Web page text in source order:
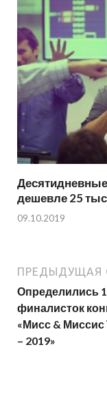
дешевле 25
09.10.2019
ПРЕДЫДУЩАЯ
Определились
финалисток
«Мисс & Миссис
– 2019»